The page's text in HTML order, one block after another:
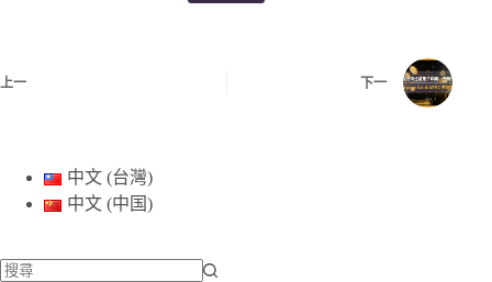
上一 下一
中文 (台灣)
中文 (中国)